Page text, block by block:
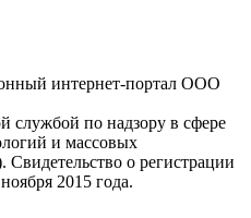
интернет-портал ООО
службой по надзору в сфере
и массовых
о регистрации
2015 года.